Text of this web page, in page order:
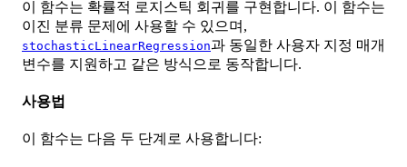
이 함수는 확률적 로지스틱 회귀를 구현합니다. 이 함수는
이진 분류 문제에 사용할 수 있으며,
stochasticLinearRegression과 동일한 사용자 지정 매개
변수를 지원하고 같은 방식으로 동작합니다.
사용법
이 함수는 다음 두 단계로 사용합니다: